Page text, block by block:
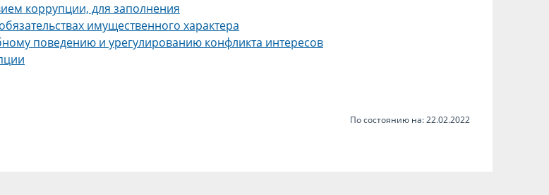
коррупции, для заполнения
имущественного характера
поведению и урегулированию конфликта интересов
По состоянию на: 22.02.2022